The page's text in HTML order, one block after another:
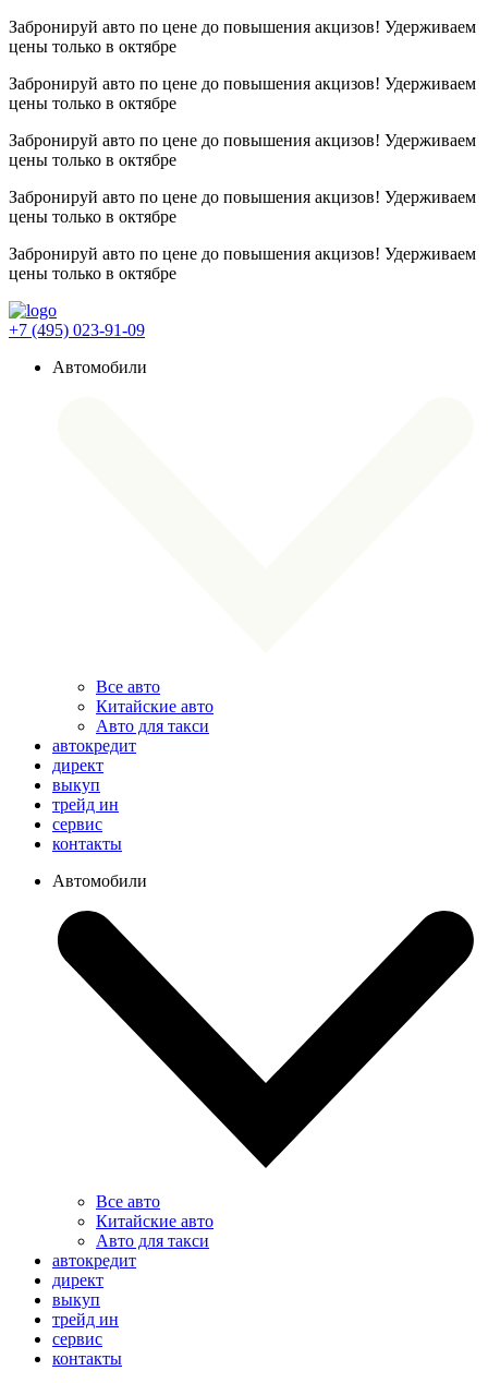
Забронируй авто по цене до повышения акцизов! Удерживаем
цены только в октябре
Забронируй авто по цене до повышения акцизов! Удерживаем
цены только в октябре
Забронируй авто по цене до повышения акцизов! Удерживаем
цены только в октябре
Забронируй авто по цене до повышения акцизов! Удерживаем
цены только в октябре
Забронируй авто по цене до повышения акцизов! Удерживаем
цены только в октябре
+7 (495) 023-91-09
Автомобили
Все авто
Китайские авто
Авто для такси
автокредит
директ
выкуп
трейд ин
сервис
контакты
Автомобили
Все авто
Китайские авто
Авто для такси
автокредит
директ
выкуп
трейд ин
сервис
контакты